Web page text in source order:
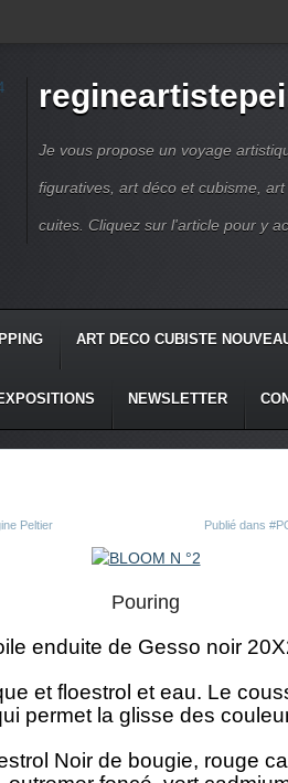
Je vous propose un voyage
figuratives, art déco et cubisme,
cuites. Cliquez sur l'article pour y
ART DECO CUBISTE
NEWSLETTER
Peltier Publié dans
Pouring
enduite de Gesso noir
et floestrol et eau. Le
permet la glisse des
Noir de bougie, rouge